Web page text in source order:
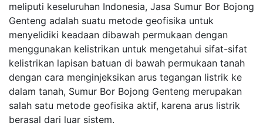
meliputi keseluruhan Indonesia, Jasa Sumur Bor Bojong
Genteng adalah suatu metode geofisika untuk
menyelidiki keadaan dibawah permukaan dengan
menggunakan kelistrikan untuk mengetahui sifat-sifat
kelistrikan lapisan batuan di bawah permukaan tanah
dengan cara menginjeksikan arus tegangan listrik ke
dalam tanah, Sumur Bor Bojong Genteng merupakan
salah satu metode geofisika aktif, karena arus listrik
berasal dari luar sistem.